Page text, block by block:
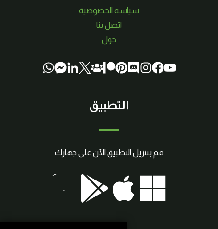
سياسة الخصوصية
اتصل بنا
حول
التطبيق
قم بتنزيل التطبيق الآن على جهازك